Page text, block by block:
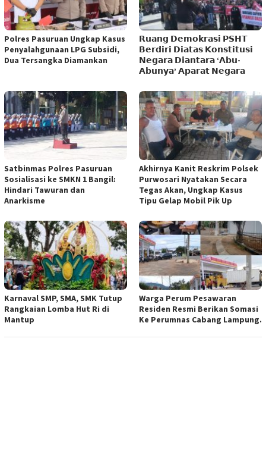
Polres Pasuruan Ungkap Kasus
Penyalahgunaan LPG Subsidi,
Dua Tersangka Diamankan
𝗥𝘂𝗮𝗻𝗴 𝗗𝗲𝗺𝗼𝗸𝗿𝗮𝘀𝗶 𝗣𝗦𝗛𝗧
𝗕𝗲𝗿𝗱𝗶𝗿𝗶 𝗗𝗶𝗮𝘁𝗮𝘀 𝗞𝗼𝗻𝘀𝘁𝗶𝘁𝘂𝘀𝗶
𝗡𝗲𝗴𝗮𝗿𝗮 𝗗𝗶𝗮𝗻𝘁𝗮𝗿𝗮 ‘𝗔𝗯𝘂-
𝗔𝗯𝘂𝗻𝘆𝗮’ 𝗔𝗽𝗮𝗿𝗮𝘁 𝗡𝗲𝗴𝗮𝗿𝗮
Satbinmas Polres Pasuruan
Sosialisasi ke SMKN 1 Bangil:
Hindari Tawuran dan
Anarkisme
Akhirnya Kanit Reskrim Polsek
Purwosari Nyatakan Secara
Tegas Akan, Ungkap Kasus
Tipu Gelap Mobil Pik Up
Karnaval SMP, SMA, SMK Tutup
Rangkaian Lomba Hut Ri di
Mantup
Warga Perum Pesawaran
Residen Resmi Berikan Somasi
Ke Perumnas Cabang Lampung.